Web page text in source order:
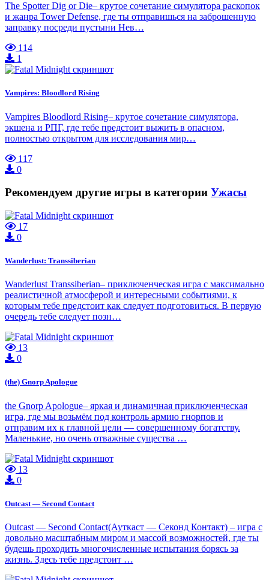
The Spotter Dig or Die– крутое сочетание симулятора раскопок
и жанра Tower Defense, где ты отправишься на заброшенную
заправку посреди пустыни Нев…
114
1
Vampires: Bloodlord Rising
Vampires Bloodlord Rising– крутое сочетание симулятора,
экшена и РПГ, где тебе предстоит выжить в опасном,
полностью открытом для исследования мир…
117
0
Рекомендуем другие игры в категории Ужасы
17
0
Wanderlust: Transsiberian
Wanderlust Transsiberian– приключенческая игра с максимально
реалистичной атмосферой и интересными событиями, к
которым тебе предстоит как следует подготовиться. В первую
очередь тебе следует позн…
13
0
(the) Gnorp Apologue
the Gnorp Apologue– яркая и динамичная приключенческая
игра, где мы возьмём под контроль армию гнорпов и
отправим их к главной цели — совершенному богатству.
Маленькие, но очень отважные существа …
13
0
Outcast — Second Contact
Outcast — Second Contact(Ауткаст — Секонд Контакт) – игра с
довольно масштабным миром и массой возможностей, где ты
будешь проходить многочисленные испытания борясь за
жизнь. Здесь тебе предстоит …